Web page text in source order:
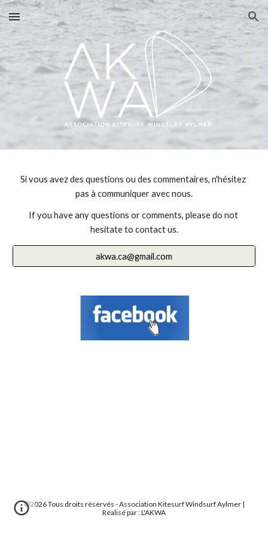
Skip to main content Skip to navigation
Si vous avez des questions ou des commentaires, n'hésitez
pas à communiquer avec nous.
If you have any questions or comments, please do not
hesitate to contact us.
akwa.ca@gmail.com
©2026 Tous droits réservés - Association Kitesurf Windsurf Aylmer |
Réalisé par : L'AKWA